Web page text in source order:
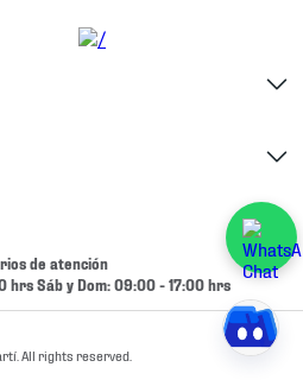
de atención
hrs Sáb y Dom: 09:00 - 17:00 hrs
All rights reserved.